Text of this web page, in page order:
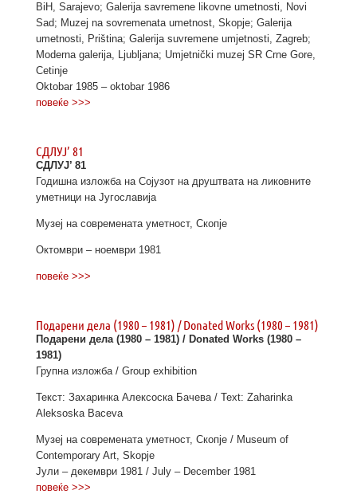
BiH, Sarajevo; Galerija savremene likovne umetnosti, Novi
Sad; Muzej na sovremenata umetnost, Skopje; Galerija
umetnosti, Priština; Galerija suvremene umjetnosti, Zagreb;
Moderna galerija, Ljubljana; Umjetnički muzej SR Crne Gore,
Cetinje
Oktobar 1985 – oktobar 1986
повеќе >>>
СДЛУЈ’ 81
СДЛУЈ’ 81
Годишна изложба на Сојузот на друштвата на ликовните
уметници на Југославија
Музеј на современата уметност, Скопје
Октомври – ноември 1981
повеќе >>>
Подарени дела (1980 – 1981) / Donated Works (1980 – 1981)
Подарени дела (1980 – 1981) / Donated Works (1980 –
1981)
Групна изложба / Group exhibition
Текст: Захаринка Алексоска Бачева / Text: Zaharinka
Aleksoska Baceva
Музеј на современата уметност, Скопје / Museum of
Contemporary Art, Skopje
Јули – декември 1981 / July – December 1981
повеќе >>>